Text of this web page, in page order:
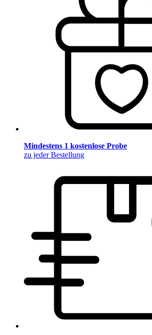
Mindestens 1 kostenlose Probe
zu jeder Bestellung